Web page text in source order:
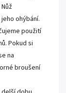
ohýbání.
použití
Pokud si
na
broušení